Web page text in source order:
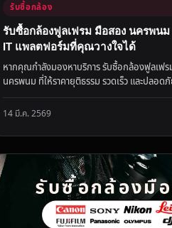
รับซื้อกล้อง
รับซื้อกล้องฟูลเฟรม มือสอง นครพน
IT แพลตฟอร์มที่คุณวางใจได้
หากคุณกำลังมองหาบริการ รับซื้อกล้องฟูลเฟ
นครพนม ที่ให้ราคายุติธรรม รวดเร็ว และปลอ
คำตอบสำหรับคุณ ด้...
14 มี.ค. 2569